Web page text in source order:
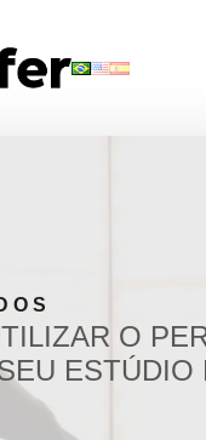
O
ESTÚDIO